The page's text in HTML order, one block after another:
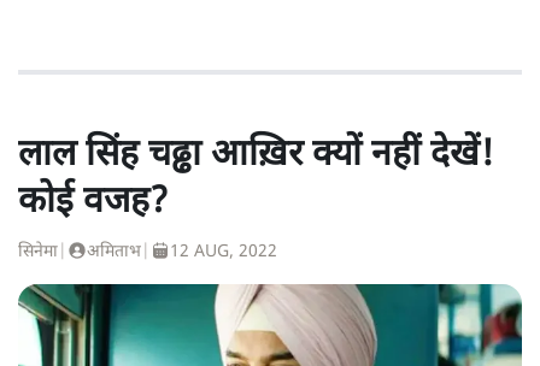
लाल सिंह चढ्ढा आख़िर क्यों नहीं देखें!
कोई वजह?
सिनेमा अमिताभ 12 AUG, 2022